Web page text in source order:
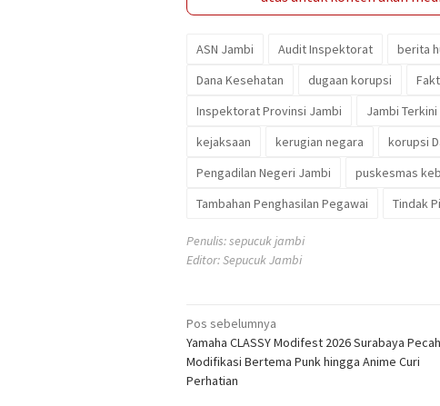
ASN Jambi Audit Inspektorat berita
Dana Kesehatan
dugaan korupsi
Inspektorat Provinsi Jambi
Jambi Terkini
kejaksaan
kerugian negara korupsi
Pengadilan Negeri Jambi
puskesmas
Tambahan Penghasilan Pegawai
Tindak
Penulis: sepucuk jambi
Editor: Sepucuk Jambi
Navigasi
pos
Pos sebelumnya
Yamaha CLASSY Modifest 2026 Surabaya
Modifikasi Bertema Punk hingga Anime Curi
Perhatian